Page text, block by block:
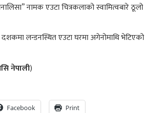
नामक एउटा चित्रकलाको स्वामित्वबारे ठूलो
लन्डनस्थित एउटा घरमा अगेनोमाथि भेटिएको
नेपाली)
Facebook Print